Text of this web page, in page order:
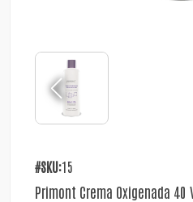
#SKU:15
Primont Crema Oxigenada 40